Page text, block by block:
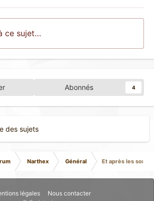
ce sujet…
Abonnés 4
des sujets
Narthex Général Et après les
légales
Nous contacter